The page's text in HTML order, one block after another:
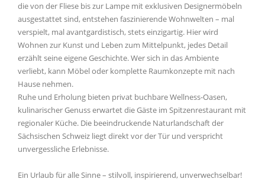
die von der Fliese bis zur Lampe mit exklusiven Designermöbeln
ausgestattet sind, entstehen faszinierende Wohnwelten – mal
verspielt, mal avantgardistisch, stets einzigartig. Hier wird
Wohnen zur Kunst und Leben zum Mittelpunkt, jedes Detail
erzählt seine eigene Geschichte. Wer sich in das Ambiente
verliebt, kann Möbel oder komplette Raumkonzepte mit nach
Hause nehmen.
Ruhe und Erholung bieten privat buchbare Wellness-Oasen,
kulinarischer Genuss erwartet die Gäste im Spitzenrestaurant mit
regionaler Küche. Die beeindruckende Naturlandschaft der
Sächsischen Schweiz liegt direkt vor der Tür und verspricht
unvergessliche Erlebnisse.
Ein Urlaub für alle Sinne – stilvoll, inspirierend, unverwechselbar!